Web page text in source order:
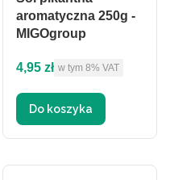
aromatyczna 250g -
MIGOgroup
Cena brutto
4,95 zł w tym %s VAT
w tym 8% VAT
Do koszyka